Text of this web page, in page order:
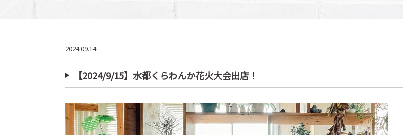
2024.09.14
【2024/9/15】水都くらわんか花火大会出店！